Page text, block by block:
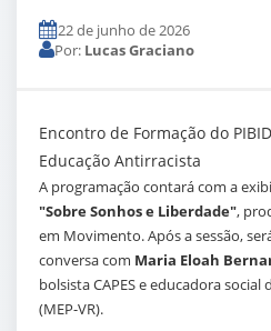
22 de junho de 2026
Por: Lucas Graciano
Encontro de Formação do
Educação Antirracista
A programação contará com a
"Sobre Sonhos e Liberdade",
em Movimento. Após a sessão,
conversa com Maria Eloah
bolsista CAPES e educadora
(MEP-VR).